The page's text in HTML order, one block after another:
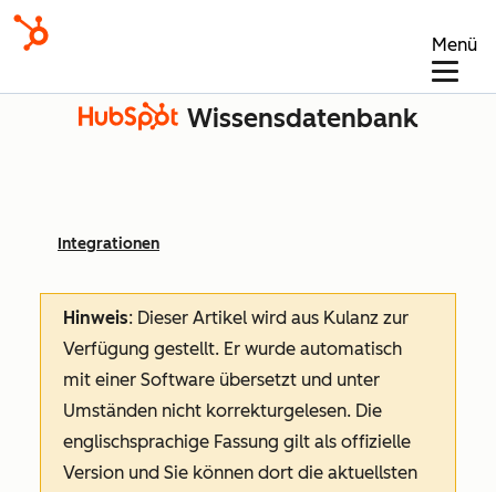
Menü
Wissensdatenbank
Integrationen
Hinweis: Dieser Artikel wird aus Kulanz zur
Verfügung gestellt. Er wurde automatisch
mit einer Software übersetzt und unter
Umständen nicht korrekturgelesen. Die
englischsprachige Fassung gilt als offizielle
Version und Sie können dort die aktuellsten